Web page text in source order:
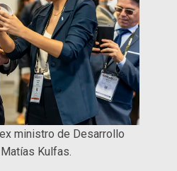
ministro de Desarrollo
Kulfas.